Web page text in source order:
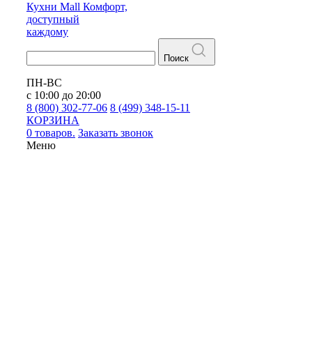
Кухни Mall Комфорт,
доступный
каждому
Поиск
ПН-ВС
с 10:00 до 20:00
8 (800) 302-77-06 8 (499) 348-15-11
КОРЗИНА
0 товаров. Заказать звонок
Меню